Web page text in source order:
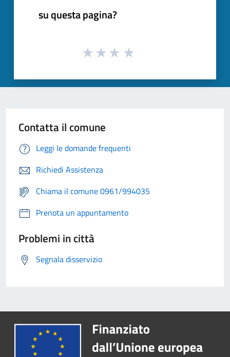
su questa pagina?
Contatta il comune
Leggi le domande frequenti
Richiedi Assistenza
Chiama il comune 0961/994035
Prenota un appuntamento
Problemi in città
Segnala disservizio